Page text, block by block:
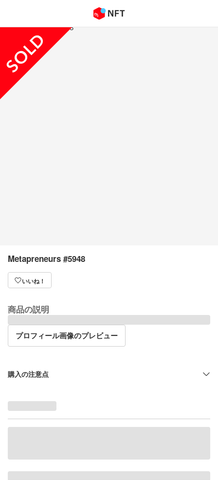
Metapreneurs #5948
いいね！
商品の説明
プロフィール画像のプレビュー
購入の注意点